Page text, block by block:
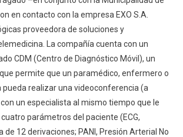
en contacto con la empresa EXO S.A.
proveedora de soluciones y
La compañía cuenta con un
CDM (Centro de Diagnóstico Móvil), un
permite que un paramédico, enfermero o
realizar una videoconferencia (a
un especialista al mismo tiempo que le
parámetros del paciente (ECG,
de 12 derivaciones; PANI, Presión Arterial No